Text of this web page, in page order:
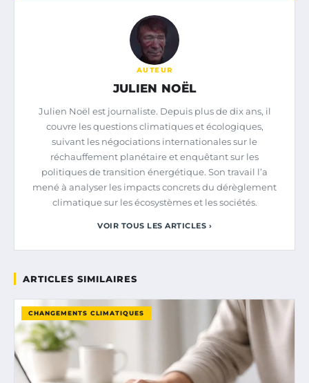
AUTEUR
JULIEN NOËL
Julien Noël est journaliste. Depuis plus de dix ans, il
couvre les questions climatiques et écologiques,
suivant les négociations internationales sur le
réchauffement planétaire et enquêtant sur les
politiques de transition énergétique. Son travail l’a
mené à analyser les impacts concrets du dérèglement
climatique sur les écosystèmes et les sociétés.
VOIR TOUS LES ARTICLES ›
ARTICLES SIMILAIRES
CHANGEMENTS CLIMATIQUES